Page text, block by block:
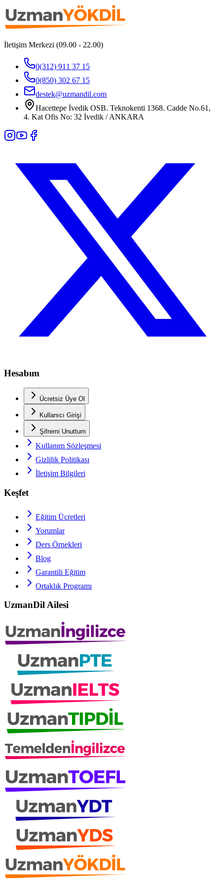
İletişim Merkezi (09.00 - 22.00)
0(312) 911 37 15
0(850) 302 67 15
destek@uzmandil.com
Hacettepe İvedik OSB. Teknokenti 1368. Cadde No.61,
4. Kat Ofis No: 32 İvedik / ANKARA
Hesabım
Ücretsiz Üye Ol
Kullanıcı Girişi
Şifremi Unuttum
Kullanım Sözleşmesi
Gizlilik Politikası
İletişim Bilgileri
Keşfet
Eğitim Ücretleri
Yorumlar
Ders Örnekleri
Blog
Garantili Eğitim
Ortaklık Programı
UzmanDil Ailesi